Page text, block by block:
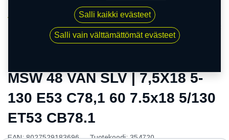
MSW 48 VAN SLV | 7,5X18 5-130 E53 C78,1 60 7.5x18
5/130 ET53 CB78.1
MSW 48 VAN SLV | 7,5X18 5-
130 E53 C78,1 60 7.5x18 5/130
ET53 CB78.1
EAN:8027529183696 Tuotekoodi:354720
Salli kaikki evästeet
Salli vain välttämättömät evästeet